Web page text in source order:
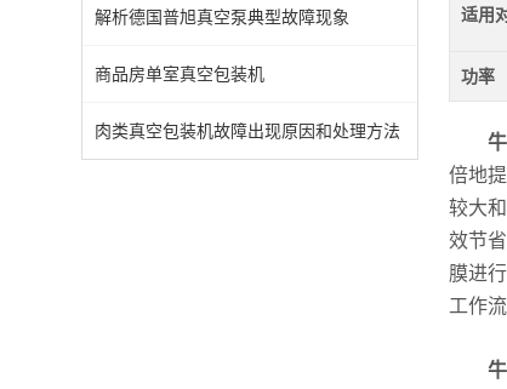
解析德国普旭真空泵典型故障现象
商品房单室真空包装机
肉类真空包装机故障出现原因和处理方法
适用
功率
倍地
较大
效节
膜进
工作